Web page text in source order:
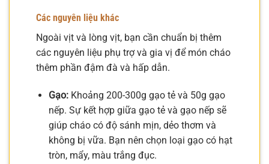
Các nguyên liệu khác
Ngoài vịt và lòng vịt, bạn cần chuẩn bị thêm
các nguyên liệu phụ trợ và gia vị để món cháo
thêm phần đậm đà và hấp dẫn.
Gạo:Khoảng 200-300g gạo tẻ và 50g gạo
nếp. Sự kết hợp giữa gạo tẻ và gạo nếp sẽ
giúp cháo có độ sánh mịn, dẻo thơm và
không bị vữa. Bạn nên chọn loại gạo có hạt
tròn, mẩy, màu trắng đục.